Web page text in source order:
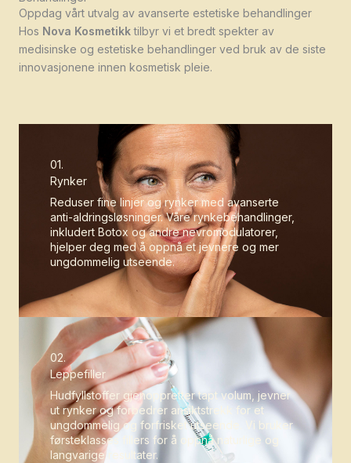
Oppdag vårt utvalg av avanserte estetiske behandlinger
Hos Nova Kosmetikktilbyr vi et bredt spekter av
medisinske og estetiske behandlinger ved bruk av de siste
innovasjonene innen kosmetisk pleie.
01.
Rynker
Reduser fine linjer og rynker med avanserte
anti-aldringsløsninger. Våre rynkebehandlinger,
inkludert Botox og andre nevromodulatorer,
hjelper deg med å oppnå et jevnere og mer
ungdommelig utseende.
02.
Leppefiller
Hudfyllstoffer gjenoppretter tapt volum, jevner
ut rynker og forbedrer ansiktstrekk for et
ungdommelig og forfrisket utseende. Vi bruker
førsteklasses fillers for å oppnå naturlige og
langvarige resultater.